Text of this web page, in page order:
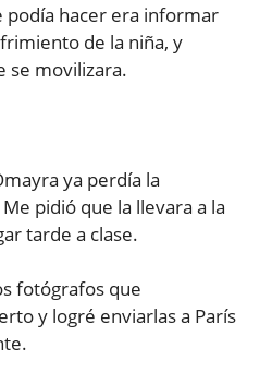
podía hacer era informar
de la niña, y
se movilizara.
ya perdía la
pidió que la llevara a la
tarde a clase.
fotógrafos que
y logré enviarlas a París